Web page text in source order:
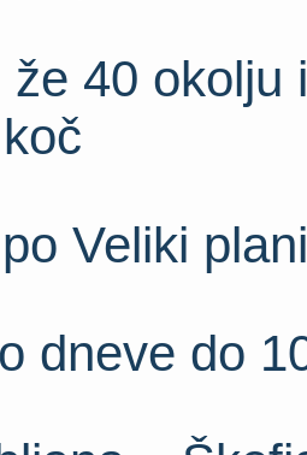
40 okolju
Veliki
dneve do